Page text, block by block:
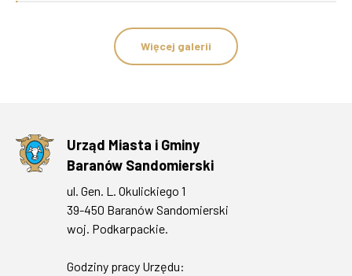
Więcej galerii
Urząd Miasta i Gminy
Baranów Sandomierski
ul. Gen. L. Okulickiego 1
39-450 Baranów Sandomierski
woj. Podkarpackie.
Godziny pracy Urzędu: